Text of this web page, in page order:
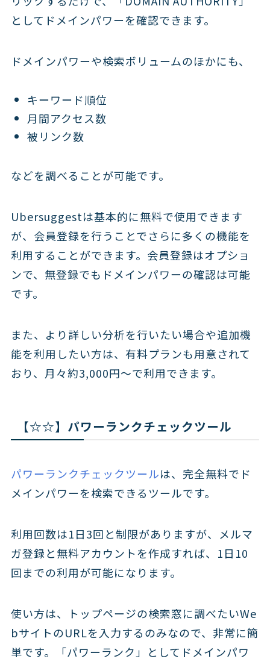
としてドメインパワーを確認できます。
ドメインパワーや検索ボリュームのほかにも、
キーワード順位
月間アクセス数
被リンク数
などを調べることが可能です。
Ubersuggestは基本的に無料で使用できます
が、会員登録を行うことでさらに多くの機能を
利用することができます。会員登録はオプショ
ンで、無登録でもドメインパワーの確認は可能
です。
また、より詳しい分析を行いたい場合や追加機
能を利用したい方は、有料プランも用意されて
おり、月々約3,000円〜で利用できます。
【☆☆】パワーランクチェックツール
パワーランクチェックツールは、完全無料でド
メインパワーを検索できるツールです。
利用回数は1日3回と制限がありますが、メルマ
ガ登録と無料アカウントを作成すれば、1日10
回までの利用が可能になります。
使い方は、トップページの検索窓に調べたいWe
bサイトのURLを入力するのみなので、非常に簡
単です。「パワーランク」としてドメインパワ